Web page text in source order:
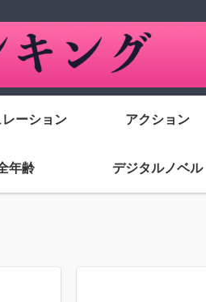
レーション アクション
年齢 デジタルノベル